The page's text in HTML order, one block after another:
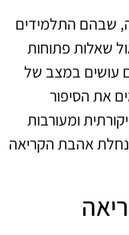
שבהם התלמידים
שאלות פתוחות
עושים במצב של
את הסיפור
ומעורבות
אהבת הקריאה